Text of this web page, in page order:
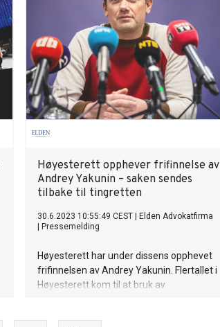
Høyesterett opphever frifinnelse av
Andrey Yakunin – saken sendes
tilbake til tingretten
30.6.2023 10:55:49 CEST
Elden Advokatfirma
Pressemelding
Høyesterett har under dissens opphevet
frifinnelsen av Andrey Yakunin. Flertallet i
Høyesterett kom til at bruk av